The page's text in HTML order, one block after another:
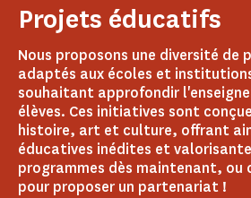
Projets éducatifs
Nous proposons une diversité de
adaptés aux écoles et
souhaitant approfondir
élèves. Ces initiatives sont
histoire, art et culture, offrant
éducatives inédites et
programmes dès maintenant, ou
pour proposer un partenariat !